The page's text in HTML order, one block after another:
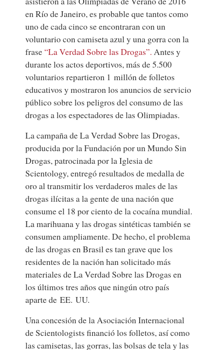
en Río de Janeiro,es probable que tantos como
uno de cada cinco se encontraran con un
voluntario con camiseta azul y una gorra con la
frase“La Verdad Sobre las Drogas”. Antes y
durante los actos deportivos, más de 5.500
voluntarios repartieron 1 millón de folletos
educativos y mostraron los anuncios de servicio
público sobre los peligros del consumo de las
drogas a los espectadores de las Olimpiadas.
La campaña de La Verdad Sobre las Drogas,
producida por la Fundación por un Mundo Sin
Drogas, patrocinada por la Iglesia de
Scientology, entregó resultados de medalla de
oro al transmitir los verdaderos males de las
drogas ilícitas a la gente de una nación que
consume el 18 por ciento de la cocaína mundial.
La marihuana y las drogas sintéticas también se
consumen ampliamente. De hecho, el problema
de las drogas en Brasil es tan grave que los
residentes de la nación han solicitado más
materiales de La Verdad Sobre las Drogas en
los últimos tres años que ningún otro país
aparte de EE. UU.
Una concesión de la Asociación Internacional
de Scientologists financió los folletos, así como
las camisetas, las gorras, las bolsas de tela y las